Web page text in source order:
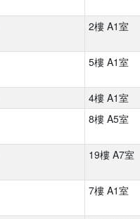
2樓 A1室
5樓 A1室
4樓 A1室
8樓 A5室
19樓 A7室
7樓 A1室